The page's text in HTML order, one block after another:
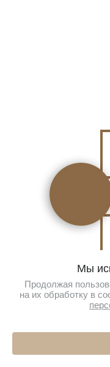
Мы
Продолжая
на их обработку в